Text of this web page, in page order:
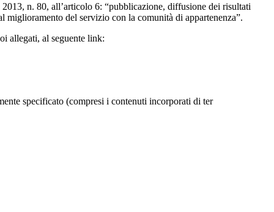
n. 80, all’articolo 6: “pubblicazione, diffusione dei risultati
del servizio con la comunità di appartenenza”.
allegati, al seguente link:
specificato (compresi i contenuti incorporati di ter